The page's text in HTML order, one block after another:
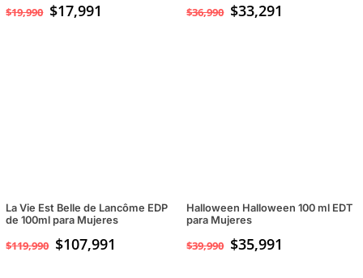
$19,990 $17,991 $36,990 $33,291
La Vie Est Belle de Lancôme EDP
de 100ml para Mujeres
$119,990 $107,991
Halloween Halloween 100 ml EDT
para Mujeres
$39,990 $35,991